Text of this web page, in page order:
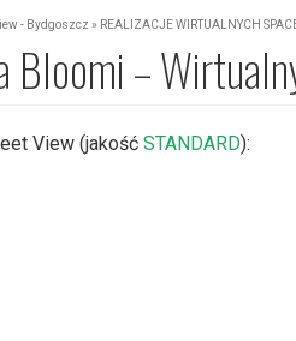
- Bydgoszcz » REALIZACJE WIRTUALNYCH
Bloomi –
View (jakość STANDARD):